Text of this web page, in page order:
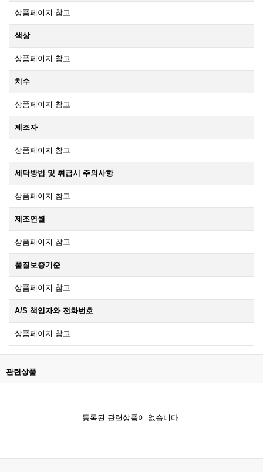
상품페이지 참고
색상
상품페이지 참고
치수
상품페이지 참고
제조자
상품페이지 참고
세탁방법 및 취급시 주의사항
상품페이지 참고
제조연월
상품페이지 참고
품질보증기준
상품페이지 참고
A/S 책임자와 전화번호
상품페이지 참고
관련상품
등록된 관련상품이 없습니다.